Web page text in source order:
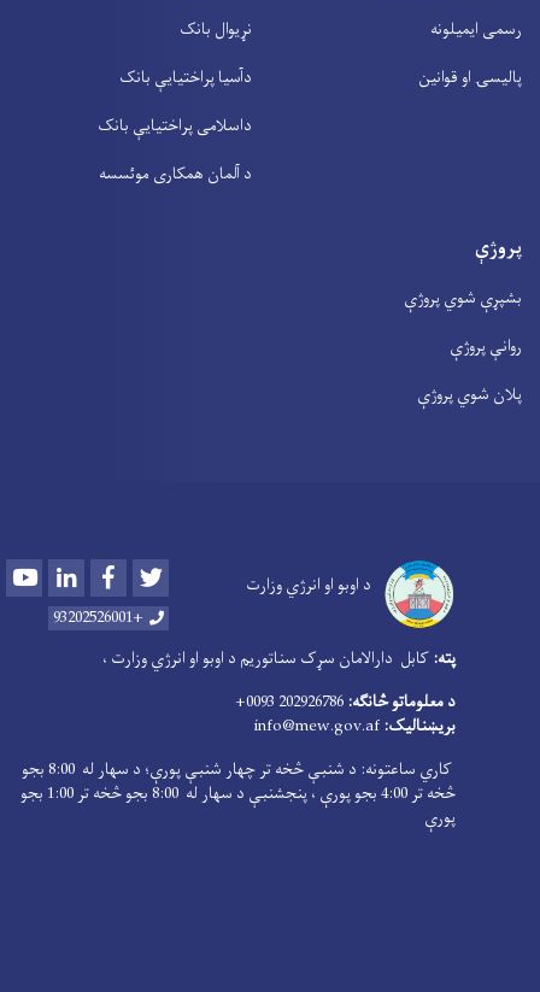
رسمی ایمیلونه
پالیسۍ او قوانین
نړیوال بانک
دآسیا پراختیايې بانک
داسلامی پراختیايې بانک
د آلمان همکاری موئسسه
پروژې
بشپړې شوي پروژې
روانې پروژې
پلان شوي پروژې
د اوبو او انرژي وزارت YoutubeLinkedInFacebook
+93202526001
پته: کابل دارالامان سړک سناتوریم د اوبو او انرژي وزارت ،
د معلوماتو څانګه: 202926786 0093+
بریښنالیک: info@mew.gov.af
کاري ساعتونه: د شنبې څخه تر چهار شنبې پورې؛ د سهار له 8:00 بجو
څخه تر 4:00 بجو پورې ، پنجشنبې د سهار له 8:00 بجو څخه تر 1:00 بجو
پورې